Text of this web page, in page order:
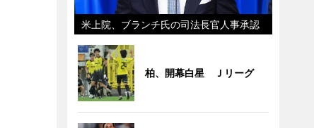
米上院、ブランチ氏の司法長官人事承認
柏、開幕白星 Ｊリーグ